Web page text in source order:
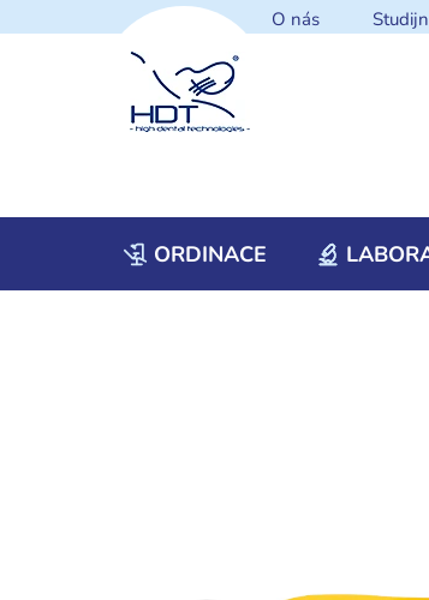
na
O nás
ORDINACE